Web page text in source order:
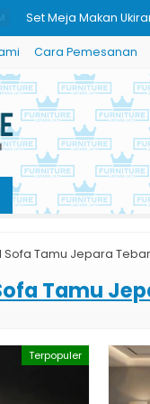
Set Meja Makan
Meja Konsole Ukiran
Meja Makan Ukir
Meja Makan Bulat
Tempat Tidur Mewah
Set Meja Makan
Cara Pemesanan
Sofa Tamu Jepara
Tamu
Terpopuler